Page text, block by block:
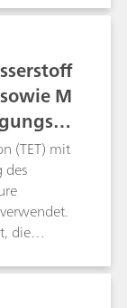
F-
um die
M
(TET) mit
die
(pKa =